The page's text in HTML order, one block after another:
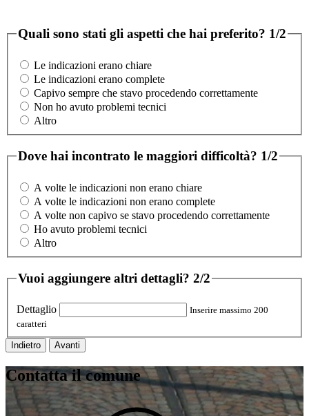
Quali sono stati gli aspetti che hai preferito? 1/2
Le indicazioni erano chiare
Le indicazioni erano complete
Capivo sempre che stavo procedendo correttamente
Non ho avuto problemi tecnici
Altro
Dove hai incontrato le maggiori difficoltà? 1/2
A volte le indicazioni non erano chiare
A volte le indicazioni non erano complete
A volte non capivo se stavo procedendo correttamente
Ho avuto problemi tecnici
Altro
Vuoi aggiungere altri dettagli? 2/2
Dettaglio
Inserire massimo 200
caratteri
Indietro Avanti
Contatta il comune